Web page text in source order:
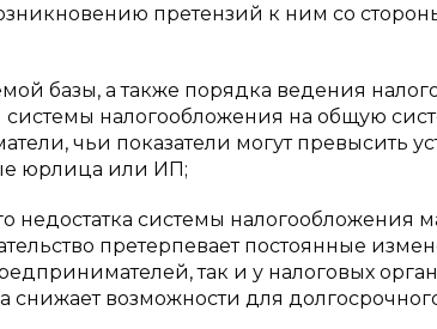
претензий к ним со
базы, а также порядка ведения
налогообложения на общую
чьи показатели могут превысить
юрлица или ИП;
недостатка системы налогообложения
претерпевает постоянные
так и у налоговых
снижает возможности для